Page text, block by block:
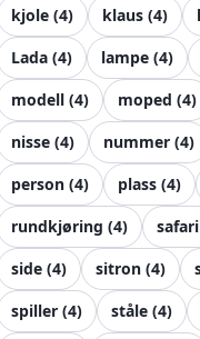
kjole (4) klaus (4)
Lada (4) lampe (4)
modell (4) moped (4)
nisse (4) nummer (4)
person (4) plass (4)
rundkjøring (4) safari
side (4) sitron (4)
spiller (4) ståle (4)